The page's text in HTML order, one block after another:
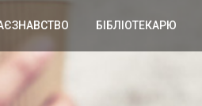
БІБЛІОТЕКАРЮ